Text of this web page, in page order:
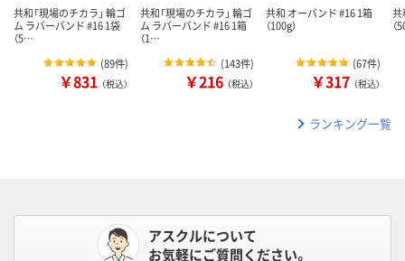
共和「現場のチカラ」 輪ゴ
ム ラバーバンド #16 1袋
（5…
(89件)
￥831 （税込）
共和「現場のチカラ」 輪ゴ
ム ラバーバンド #16 1箱
（1…
(143件)
￥216 （税込）
共和 オーバンド #16 1箱
（100g）
(67件)
￥317 （税込）
共
（
ランキング一覧
アスクルについて
お気軽にご質問ください。